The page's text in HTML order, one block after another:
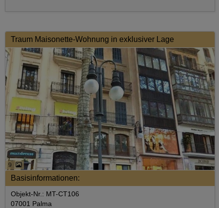
Traum Maisonette-Wohnung in exklusiver Lage
9
Basisinformationen:
Objekt-Nr.: MT-CT106
07001 Palma